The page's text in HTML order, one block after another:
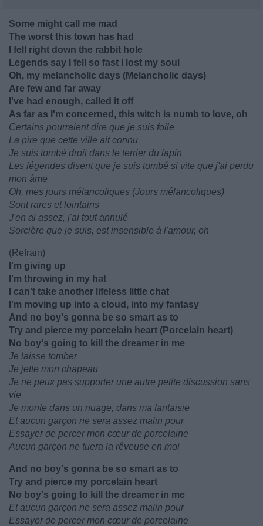
Some might call me mad
The worst this town has had
I fell right down the rabbit hole
Legends say I fell so fast I lost my soul
Oh, my melancholic days (Melancholic days)
Are few and far away
I've had enough, called it off
As far as I'm concerned, this witch is numb to love, oh
Certains pourraient dire que je suis folle
La pire que cette ville ait connu
Je suis tombé droit dans le terrier du lapin
Les légendes disent que je suis tombé si vite que j'ai perdu
mon âme
Oh, mes jours mélancoliques (Jours mélancoliques)
Sont rares et lointains
J'en ai assez, j'ai tout annulé
Sorcière que je suis, est insensible à l'amour, oh
(Refrain)
I'm giving up
I'm throwing in my hat
I can't take another lifeless little chat
I'm moving up into a cloud, into my fantasy
And no boy's gonna be so smart as to
Try and pierce my porcelain heart (Porcelain heart)
No boy's going to kill the dreamer in me
Je laisse tomber
Je jette mon chapeau
Je ne peux pas supporter une autre petite discussion sans
vie
Je monte dans un nuage, dans ma fantaisie
Et aucun garçon ne sera assez malin pour
Essayer de percer mon cœur de porcelaine
Aucun garçon ne tuera la rêveuse en moi
And no boy's gonna be so smart as to
Try and pierce my porcelain heart
No boy's going to kill the dreamer in me
Et aucun garçon ne sera assez malin pour
Essayer de percer mon cœur de porcelaine